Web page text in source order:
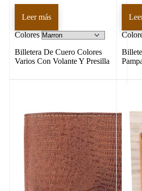
Leer más
Colores
Billetera De Cuero Colores
Varios Con Volante Y Presilla